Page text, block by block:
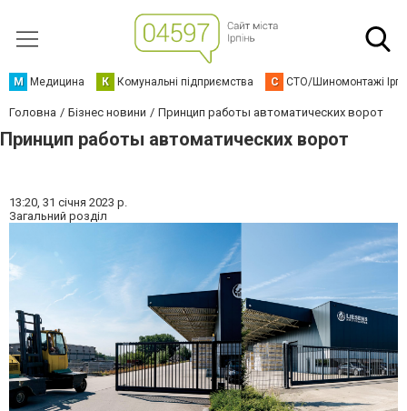
М Медицина К Комунальні підприємства С СТО/Шиномонтажі
Головна Бізнес новини Принцип работы автоматических ворот
Принцип работы автоматических ворот
13:20, 31 січня 2023 р.
Загальний розділ